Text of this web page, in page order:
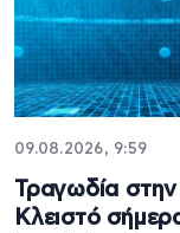
09.08.2026, 9:59
Τραγωδία
Κλειστό